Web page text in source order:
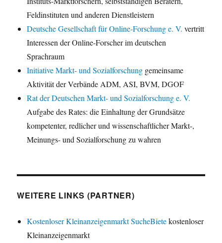
Feldinstituten und anderen Dienstleistern
Deutsche Gesellschaft für Online-Forschung e. V. vertritt
Interessen der Online-Forscher im deutschen
Sprachraum
Initiative Markt- und Sozialforschung gemeinsame
Aktivität der Verbände ADM, ASI, BVM, DGOF
Rat der Deutschen Markt- und Sozialforschung e. V.
Aufgabe des Rates: die Einhaltung der Grundsätze
kompetenter, redlicher und wissenschaftlicher Markt-,
Meinungs- und Sozialforschung zu wahren
WEITERE LINKS (PARTNER)
Kostenloser Kleinanzeigenmarkt SucheBietekostenloser
Kleinanzeigenmarkt